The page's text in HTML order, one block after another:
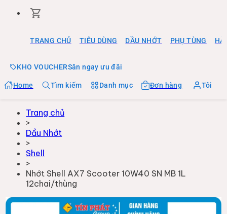
TRANG CHỦ TIÊU DÙNG DẦU NHỚT PHỤ TÙNG
KHO VOUCHERSăn ngay ưu đãi
Home Tìm kiếm Danh mục Đơn hàng Tôi
Trang chủ
>
Dầu Nhớt
>
Shell
>
Nhớt Shell AX7 Scooter 10W40 SN MB 1L
12chai/thùng